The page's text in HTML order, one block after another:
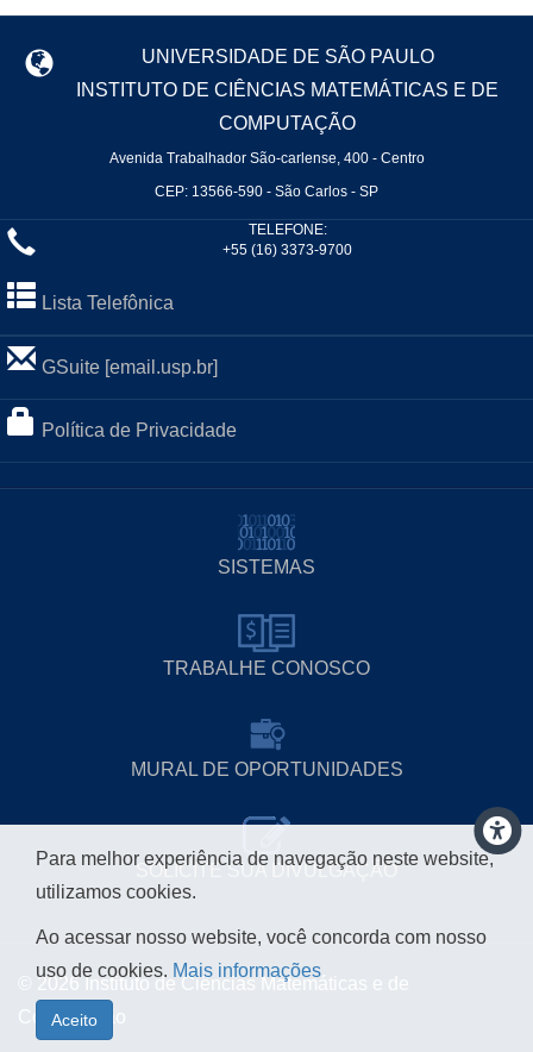
UNIVERSIDADE DE SÃO PAULO
INSTITUTO DE CIÊNCIAS MATEMÁTICAS E DE
COMPUTAÇÃO
Avenida Trabalhador São-carlense, 400 - Centro
CEP: 13566-590 - São Carlos - SP
TELEFONE:
+55 (16) 3373-9700
Lista Telefônica
GSuite [email.usp.br]
Política de Privacidade
SISTEMAS
TRABALHE CONOSCO
MURAL DE OPORTUNIDADES
SOLICITE SUA DIVULGAÇÃO
© 2026 Instituto de Ciências Matemáticas e de
Computação
Para melhor experiência de navegação neste website,
utilizamos cookies.
Ao acessar nosso website, você concorda com nosso
uso de cookies. Mais informações
Aceito